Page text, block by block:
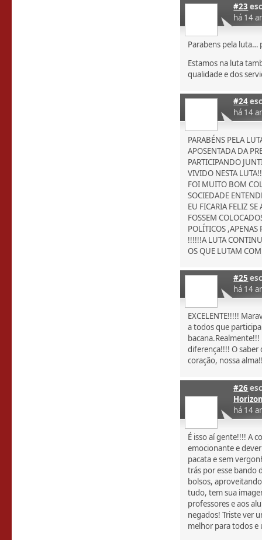
#23
há 14
Parabens pela luta…
Estamos na luta
qualidade e dos
#24
há 14
PARABÉNS PELA
APOSENTADA DA
PARTICIPANDO
VIVIDO NESTA
FOI MUITO BOM
SOCIEDADE
EU FICARIA FELIZ
FOSSEM
POLÍTICOS ,APENAS
!!!!!!A LUTA
OS QUE LUTAM
#25
há 14
EXCELENTE!!!!!
a todos que
diferença!!!! O saber
coração, nossa
#26
há 14
É isso aí gente!!!! A
emocionante e
pacata e sem
trás por esse bando
bolsos,
tudo, tem sua
professores e aos
negados! Triste ver
melhor para todos e